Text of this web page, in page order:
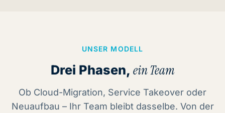
UNSER MODELL
Drei Phasen, ein Team
Ob Cloud-Migration, Service Takeover oder
Neuaufbau – Ihr Team bleibt dasselbe. Von der